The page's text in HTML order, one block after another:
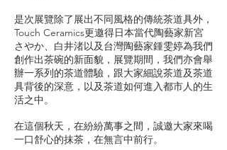
是次展覽除了展出不同風格的傳統茶道具外，
Touch Ceramics更邀得日本當代陶藝家新宮
さやか、白井渚以及台灣陶藝家鍾雯婷為我們
創作出茶碗的新面貌，展覽期間，我們亦會舉
辦一系列的茶道體驗，跟大家細說茶道及茶道
具背後的深意，以及茶道如何進入都市人的生
活之中。
在這個秋天，在紛紛萬事之間，誠邀大家來喝
一口舒心的抹茶，在無言中前行。